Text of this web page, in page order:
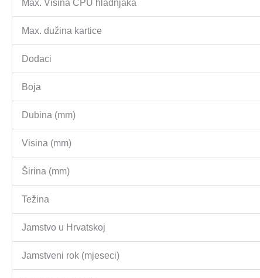
Max. Visina CPU hladnjaka
Max. dužina kartice
Dodaci
Boja
Dubina (mm)
Visina (mm)
Širina (mm)
Težina
Jamstvo u Hrvatskoj
Jamstveni rok (mjeseci)